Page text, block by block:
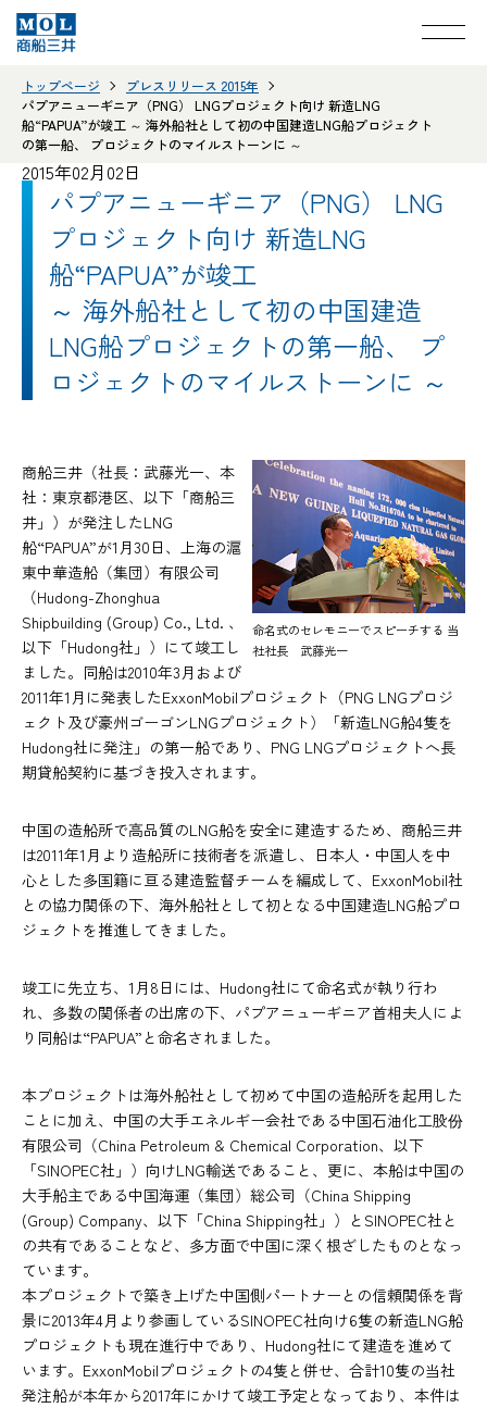
トップページ
プレスリリース 2015年
パプアニューギニア（PNG） LNGプロジェクト向け 新造LNG
船“PAPUA”が竣工 ～ 海外船社として初の中国建造LNG船プロジェクト
の第一船、 プロジェクトのマイルストーンに ～
2015年02月02日
パプアニューギニア（PNG） LNG
プロジェクト向け 新造LNG
船“PAPUA”が竣工
～ 海外船社として初の中国建造
LNG船プロジェクトの第一船、 プ
ロジェクトのマイルストーンに ～
命名式のセレモニーでスピーチする 当
社社長 武藤光一
商船三井（社長：武藤光一、本
社：東京都港区、以下「商船三
井」）が発注したLNG
船“PAPUA”が1月30日、上海の滬
東中華造船（集団）有限公司
（Hudong-Zhonghua
Shipbuilding (Group) Co., Ltd. 、
以下「Hudong社」）にて竣工し
ました。同船は2010年3月および
2011年1月に発表したExxonMobilプロジェクト（PNG LNGプロジ
ェクト及び豪州ゴーゴンLNGプロジェクト）「新造LNG船4隻を
Hudong社に発注」の第一船であり、PNG LNGプロジェクトへ長
期貸船契約に基づき投入されます。
中国の造船所で高品質のLNG船を安全に建造するため、商船三井
は2011年1月より造船所に技術者を派遣し、日本人・中国人を中
心とした多国籍に亘る建造監督チームを編成して、ExxonMobil社
との協力関係の下、海外船社として初となる中国建造LNG船プロ
ジェクトを推進してきました。
竣工に先立ち、1月8日には、Hudong社にて命名式が執り行わ
れ、多数の関係者の出席の下、パプアニューギニア首相夫人によ
り同船は“PAPUA”と命名されました。
本プロジェクトは海外船社として初めて中国の造船所を起用した
ことに加え、中国の大手エネルギー会社である中国石油化工股份
有限公司（China Petroleum & Chemical Corporation、以下
「SINOPEC社」）向けLNG輸送であること、更に、本船は中国の
大手船主である中国海運（集団）総公司（China Shipping
(Group) Company、以下「China Shipping社」）とSINOPEC社と
の共有であることなど、多方面で中国に深く根ざしたものとなっ
ています。
本プロジェクトで築き上げた中国側パートナーとの信頼関係を背
景に2013年4月より参画しているSINOPEC社向け6隻の新造LNG船
プロジェクトも現在進行中であり、Hudong社にて建造を進めて
います。ExxonMobilプロジェクトの4隻と併せ、合計10隻の当社
発注船が本年から2017年にかけて竣工予定となっており、本件は